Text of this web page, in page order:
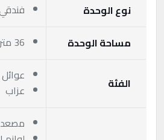
نوع الوحدة
مساحة الوحدة
36 متر مربع
الفئة
عوائل
عزاب
مصعد